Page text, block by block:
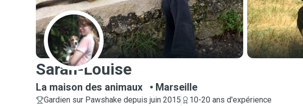
S
Sarah-Louise
La maison des animaux Marseille
Gardien sur Pawshake depuis juin 2015
10-20 ans d'expérience